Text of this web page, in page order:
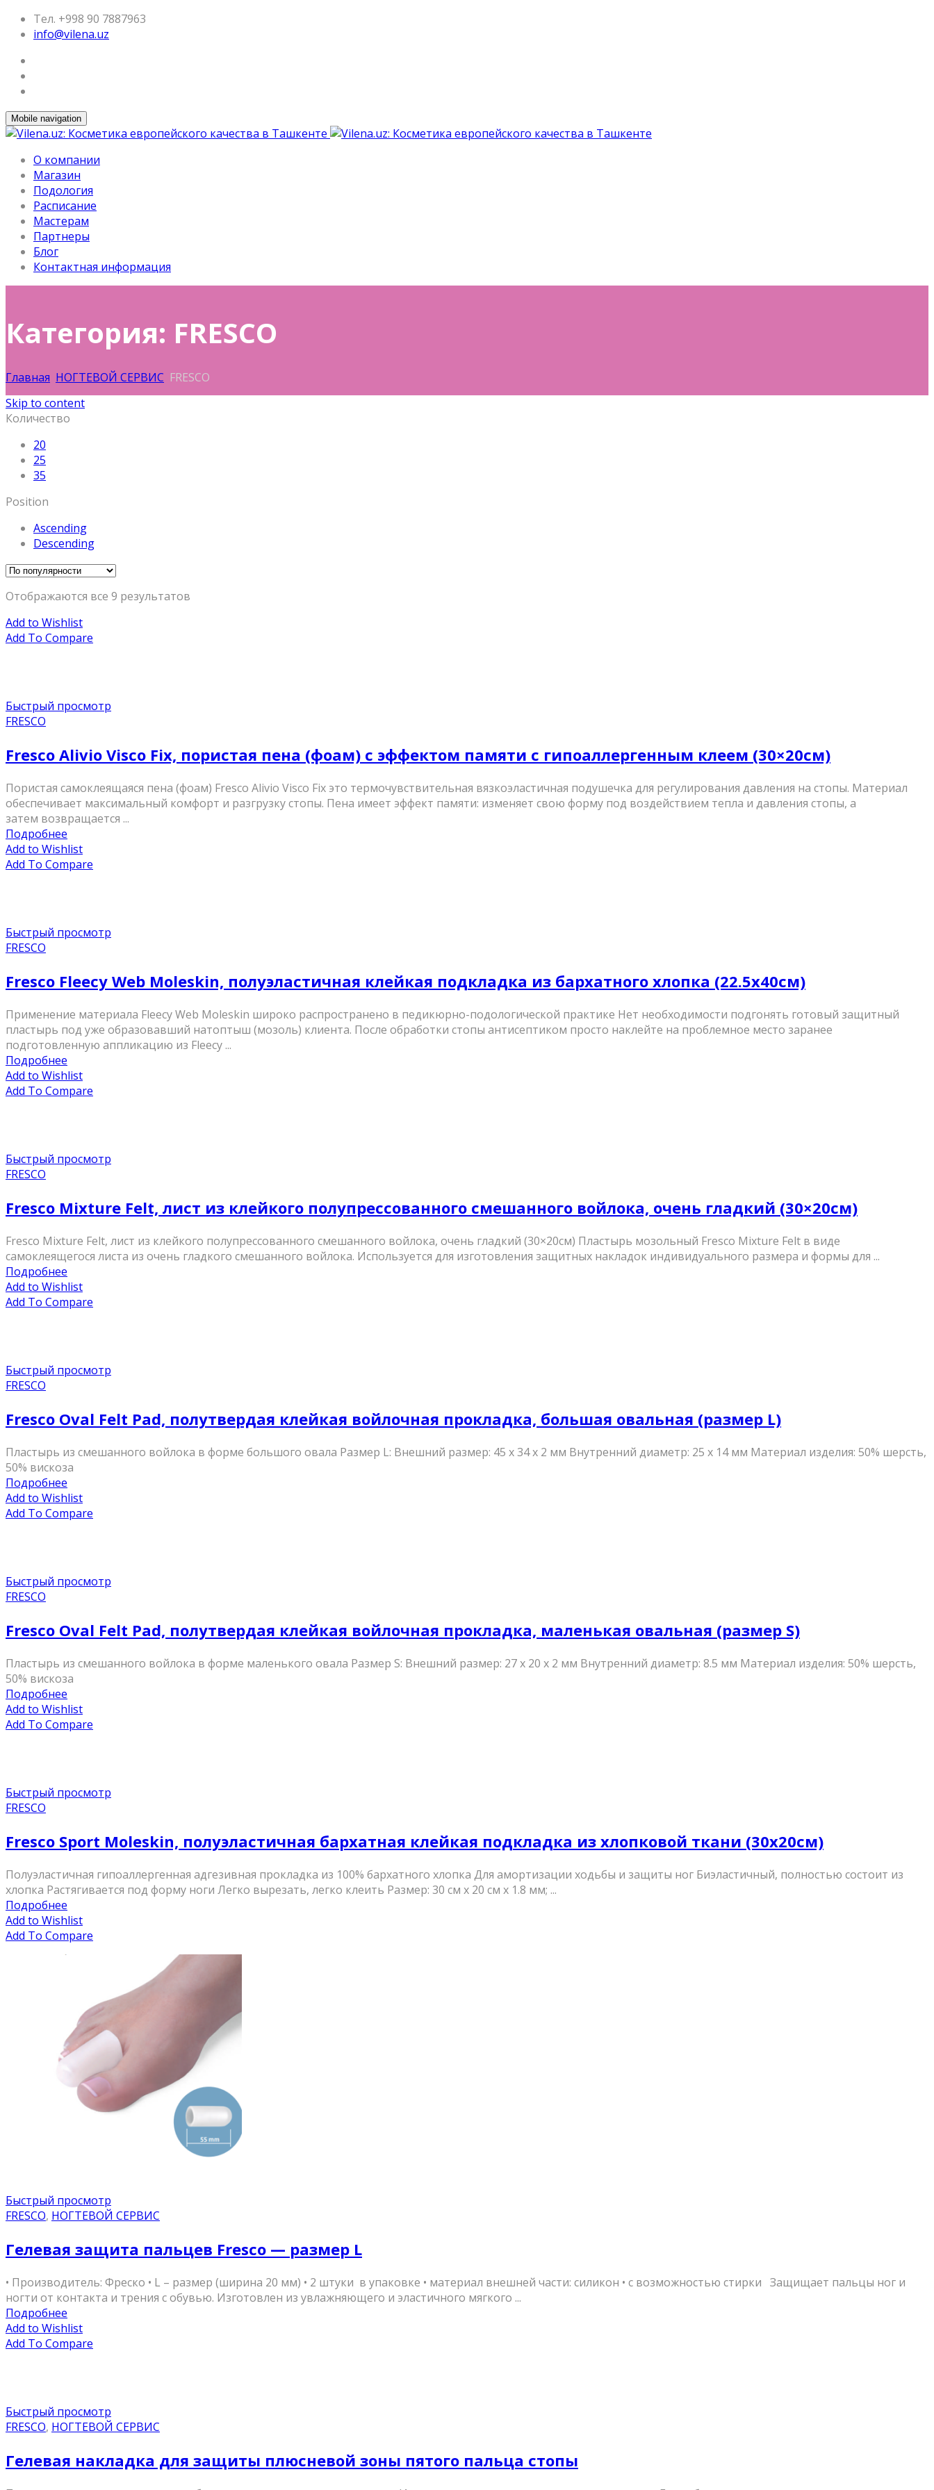
Тел. +998 90 7887963
info@vilena.uz
Mobile navigation
О компании
Магазин
Подология
Расписание
Мастерам
Партнеры
Блог
Контактная информация
Категория: FRESCO
Главная НОГТЕВОЙ СЕРВИС FRESCO
Skip to content
Количество
20
25
35
Position
Ascending
Descending
Отображаются все 9 результатов
Add to Wishlist
Add To Compare
Быстрый просмотр
FRESCO
Fresco Alivio Visco Fix, пористая пена (фоам) с эффектом памяти с гипоаллергенным клеем (30×20см)
Пористая самоклеящаяся пена (фоам) Fresco Alivio Visco Fix это термочувствительная вязкоэластичная подушечка для регулирования давления на стопы. Материал
обеспечивает максимальный комфорт и разгрузку стопы. Пена имеет эффект памяти: изменяет свою форму под воздействием тепла и давления стопы, а
затем возвращается ...
Подробнее
Add to Wishlist
Add To Compare
Быстрый просмотр
FRESCO
Fresco Fleecy Web Moleskin, полуэластичная клейкая подкладка из бархатного хлопка (22.5х40см)
Применение материала Fleecy Web Moleskin широко распространено в педикюрно-подологической практике Нет необходимости подгонять готовый защитный
пластырь под уже образовавший натоптыш (мозоль) клиента. После обработки стопы антисептиком просто наклейте на проблемное место заранее
подготовленную аппликацию из Fleecy ...
Подробнее
Add to Wishlist
Add To Compare
Быстрый просмотр
FRESCO
Fresco Mixture Felt, лист из клейкого полупрессованного смешанного войлока, очень гладкий (30×20см)
Fresco Mixture Felt, лист из клейкого полупрессованного смешанного войлока, очень гладкий (30×20см) Пластырь мозольный Fresco Mixture Felt в виде
самоклеящегося листа из очень гладкого смешанного войлока. Используется для изготовления защитных накладок индивидуального размера и формы для ...
Подробнее
Add to Wishlist
Add To Compare
Быстрый просмотр
FRESCO
Fresco Oval Felt Pad, полутвердая клейкая войлочная прокладка, большая овальная (размер L)
Пластырь из смешанного войлока в форме большого овала Размер L: Внешний размер: 45 x 34 x 2 мм Внутренний диаметр: 25 х 14 мм Материал изделия: 50% шерсть,
50% вискоза
Подробнее
Add to Wishlist
Add To Compare
Быстрый просмотр
FRESCO
Fresco Oval Felt Pad, полутвердая клейкая войлочная прокладка, маленькая овальная (размер S)
Пластырь из смешанного войлока в форме маленького овала Размер S: Внешний размер: 27 x 20 x 2 мм Внутренний диаметр: 8.5 мм Материал изделия: 50% шерсть,
50% вискоза
Подробнее
Add to Wishlist
Add To Compare
Быстрый просмотр
FRESCO
Fresco Sport Moleskin, полуэластичная бархатная клейкая подкладка из хлопковой ткани (30х20см)
Полуэластичная гипоаллергенная адгезивная прокладка из 100% бархатного хлопка Для амортизации ходьбы и защиты ног Биэластичный, полностью состоит из
хлопка Растягивается под форму ноги Легко вырезать, легко клеить Размер: 30 см x 20 см х 1.8 мм; ...
Подробнее
Add to Wishlist
Add To Compare
Быстрый просмотр
FRESCO, НОГТЕВОЙ СЕРВИС
Гелевая защита пальцев Fresco — размер L
• Производитель: Фреско • L – размер (ширина 20 мм) • 2 штуки в упаковке • материал внешней части: силикон • с возможностью стирки Защищает пальцы ног и
ногти от контакта и трения с обувью. Изготовлен из увлажняющего и эластичного мягкого ...
Подробнее
Add to Wishlist
Add To Compare
Быстрый просмотр
FRESCO, НОГТЕВОЙ СЕРВИС
Гелевая накладка для защиты плюсневой зоны пятого пальца стопы